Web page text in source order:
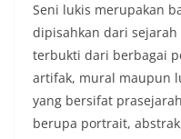
Seni lukis merupakan
dipisahkan dari
terbukti dari berbagai
artifak, mural maupun
yang bersifat
berupa portrait,